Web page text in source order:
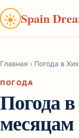
☀Spain
Главная › Погода в
ПОГОДА
Погода
месяцам